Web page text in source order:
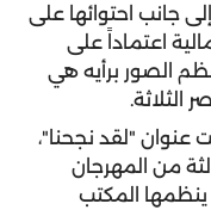
جانب احتوائها على
اعتماداً على
الصور برأيه هي
الثلاثة.
عنوان "لقد نجحنا"،
من المهرجان
ينظمها المكتب